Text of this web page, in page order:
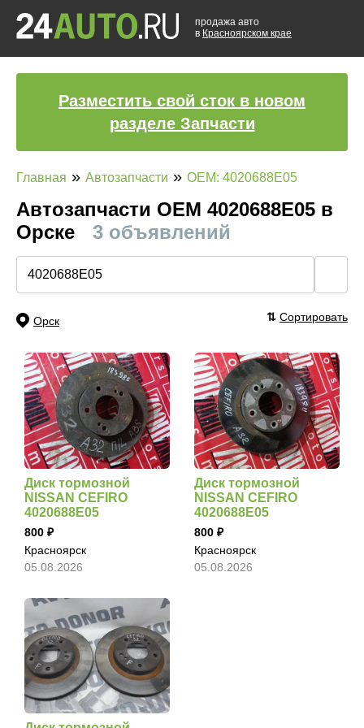
продажа авто
в Красноярском крае
Разместить свой сток в новом
разделе Запчасти
Главная » Автозапчасти » OEM: 4020688E05
Автозапчасти ОЕМ 4020688E05 в
Орске
3 объявлений
Орск ⇅ Сортировать
Диск тормозной
NISSAN CEFIRO
4020688E05
800
Красноярск
05.08.2026
Диск тормозной
NISSAN CEFIRO
4020688E05
800
Красноярск
05.08.2026